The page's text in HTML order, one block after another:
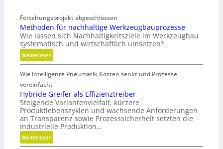
Forschungsprojekt abgeschlossen
Methoden für nachhaltige Werkzeugbauprozesse
Wie lassen sich Nachhaltigkeitsziele im Werkzeugbau
systematisch und wirtschaftlich umsetzen?
Weiterlesen:
M
e
t
h
o
d
e
n
f
Wie intelligente Pneumatik Kosten senkt und Prozesse
vereinfacht
Hybride Greifer als Effizienztreiber
Steigende Variantenvielfalt, kürzere
Produktlebenszyklen und wachsende Anforderungen
an Transparenz sowie Prozesssicherheit setzten die
industrielle Produktion…
Weiterlesen:
H